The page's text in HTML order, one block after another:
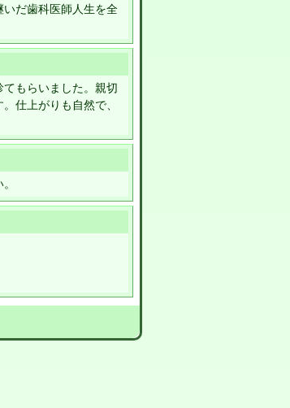
だ歯科医師人生を全
もらいました。親切
仕上がりも自然で、